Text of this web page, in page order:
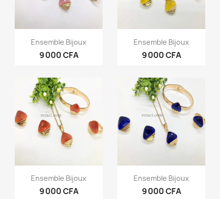
Aperçu rapide
Ensemble Bijoux
9 000 CFA
Aperçu rapide
Ensemble Bijoux
9 000 CFA
Aperçu rapide
Ensemble Bijoux
9 000 CFA
Aperçu rapide
Ensemble Bijoux
9 000 CFA